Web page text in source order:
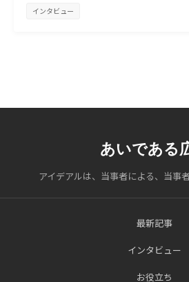
インタビュー
あいである
アイデアルは、当事者による、当事
最新記事
インタビュー
お役立ち